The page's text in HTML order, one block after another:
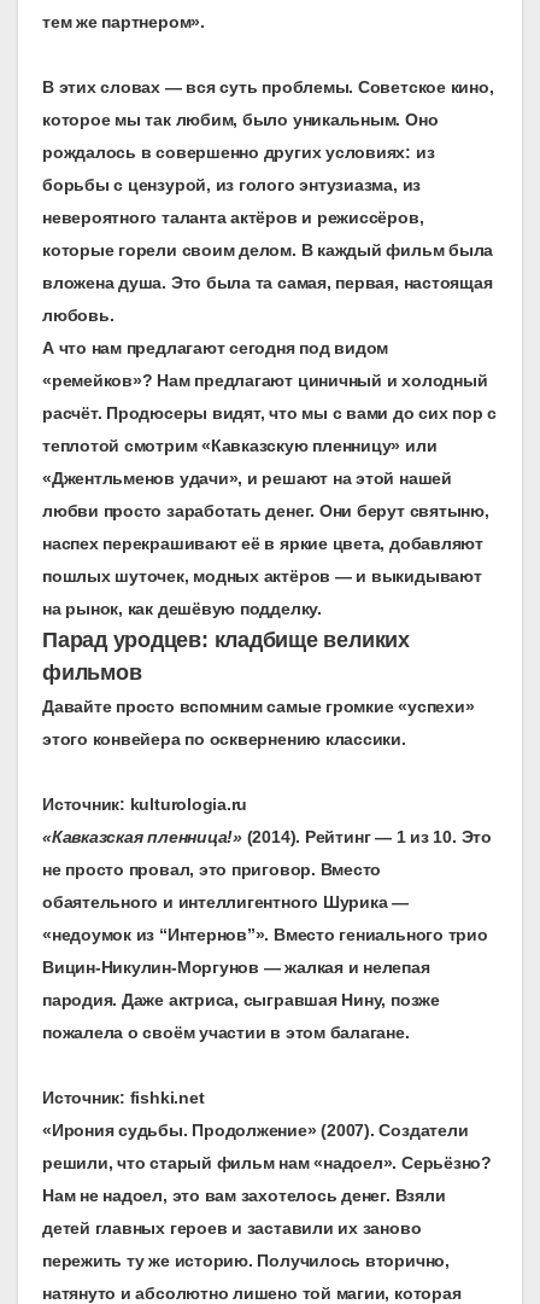
тем же партнером».
В этих словах — вся суть проблемы. Советское кино,
которое мы так любим, было уникальным. Оно
рождалось в совершенно других условиях: из
борьбы с цензурой, из голого энтузиазма, из
невероятного таланта актёров и режиссёров,
которые горели своим делом. В каждый фильм была
вложена душа. Это была та самая, первая, настоящая
любовь.
А что нам предлагают сегодня под видом
«ремейков»? Нам предлагают циничный и холодный
расчёт. Продюсеры видят, что мы с вами до сих пор с
теплотой смотрим «Кавказскую пленницу» или
«Джентльменов удачи», и решают на этой нашей
любви просто заработать денег. Они берут святыню,
наспех перекрашивают её в яркие цвета, добавляют
пошлых шуточек, модных актёров — и выкидывают
на рынок, как дешёвую подделку.
Парад уродцев: кладбище великих
фильмов
Давайте просто вспомним самые громкие «успехи»
этого конвейера по осквернению классики.
Источник: kulturologia.ru
«Кавказская пленница!»(2014). Рейтинг — 1 из 10. Это
не просто провал, это приговор. Вместо
обаятельного и интеллигентного Шурика —
«недоумок из “Интернов”». Вместо гениального трио
Вицин-Никулин-Моргунов — жалкая и нелепая
пародия. Даже актриса, сыгравшая Нину, позже
пожалела о своём участии в этом балагане.
Источник: fishki.net
«Ирония судьбы. Продолжение» (2007). Создатели
решили, что старый фильм нам «надоел». Серьёзно?
Нам не надоел, это вам захотелось денег. Взяли
детей главных героев и заставили их заново
пережить ту же историю. Получилось вторично,
натянуто и абсолютно лишено той магии, которая